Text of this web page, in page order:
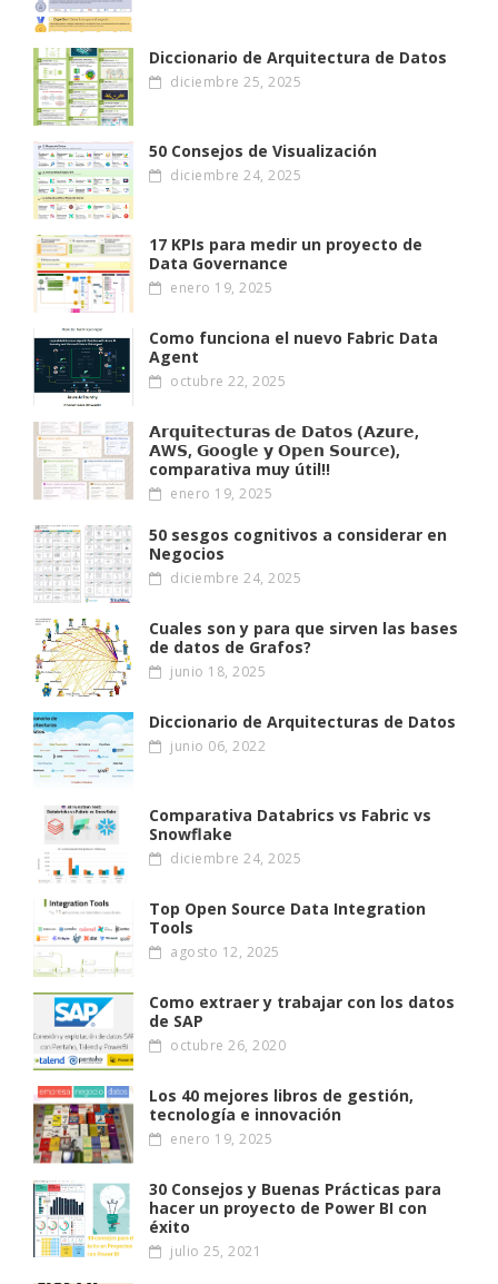
Diccionario de Arquitectura de Datos
diciembre 25, 2025
50 Consejos de Visualización
diciembre 24, 2025
17 KPIs para medir un proyecto de
Data Governance
enero 19, 2025
Como funciona el nuevo Fabric Data
Agent
octubre 22, 2025
𝗔𝗿𝗾𝘂𝗶𝘁𝗲𝗰𝘁𝘂𝗿𝗮𝘀 𝗱𝗲 𝗗𝗮𝘁𝗼𝘀 (𝗔𝘇𝘂𝗿𝗲,
𝗔W𝗦, 𝗚𝗼𝗼𝗴𝗹𝗲 𝘆 𝗢𝗽𝗲𝗻 𝗦𝗼𝘂𝗿𝗰𝗲),
comparativa muy útil!!
enero 19, 2025
50 sesgos cognitivos a considerar en
Negocios
diciembre 24, 2025
Cuales son y para que sirven las bases
de datos de Grafos?
junio 18, 2025
Diccionario de Arquitecturas de Datos
junio 06, 2022
Comparativa Databrics vs Fabric vs
Snowflake
diciembre 24, 2025
Top Open Source Data Integration
Tools
agosto 12, 2025
Como extraer y trabajar con los datos
de SAP
octubre 26, 2020
Los 40 mejores libros de gestión,
tecnología e innovación
enero 19, 2025
30 Consejos y Buenas Prácticas para
hacer un proyecto de Power BI con
éxito
julio 25, 2021